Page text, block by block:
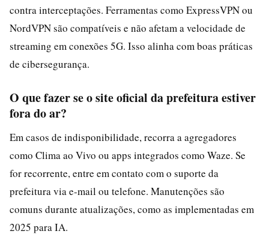
contra interceptações. Ferramentas como ExpressVPN ou
NordVPN são compatíveis e não afetam a velocidade de
streaming em conexões 5G. Isso alinha com boas práticas
de cibersegurança.
O que fazer se o site oficial da prefeitura estiver
fora do ar?
Em casos de indisponibilidade, recorra a agregadores
como Clima ao Vivo ou apps integrados como Waze. Se
for recorrente, entre em contato com o suporte da
prefeitura via e-mail ou telefone. Manutenções são
comuns durante atualizações, como as implementadas em
2025 para IA.